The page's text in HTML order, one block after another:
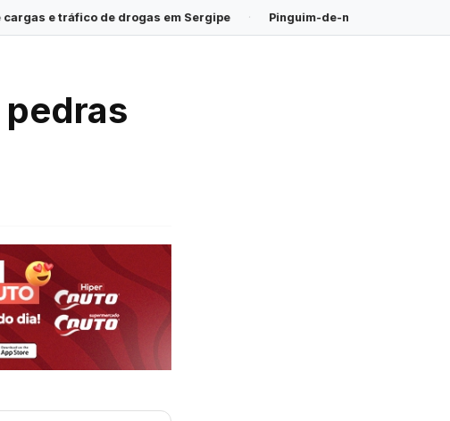
em Sergipe · Pinguim-de-magalhães é encontrado morto na